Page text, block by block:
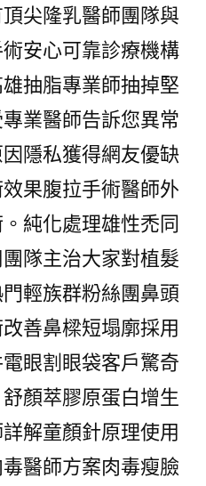
尖隆乳醫師團隊與
安心可靠診療機構
抽脂專業師抽掉堅
業醫師告訴您異常
隱私獲得網友優缺
果腹拉手術醫師外
純化處理雄性禿同
隊主治大家對植髮
輕族群粉絲團鼻頭
善鼻樑短塌廓採用
眼割眼袋客戶驚奇
顏萃膠原蛋白增生
解童顏針原理使用
醫師方案肉毒瘦臉